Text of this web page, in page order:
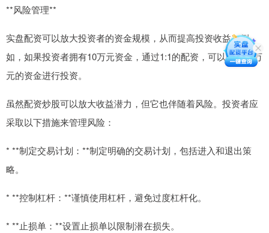
**风险管理**
实盘配资可以放大投资者的资金规模，从而提高投资收益。例
如，如果投资者拥有10万元资金，通过1:1的配资，可以获得20万
元的资金进行投资。
虽然配资炒股可以放大收益潜力，但它也伴随着风险。投资者应
采取以下措施来管理风险：
* **制定交易计划：**制定明确的交易计划，包括进入和退出策
略。
* **控制杠杆：**谨慎使用杠杆，避免过度杠杆化。
* **止损单：**设置止损单以限制潜在损失。